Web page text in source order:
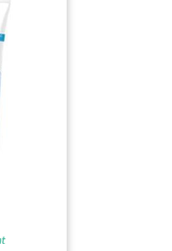
et
un
peau,
la